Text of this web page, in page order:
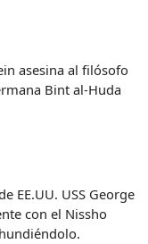
asesina al filósofo
Bint al-Huda
EE.UU. USS George
con el Nissho